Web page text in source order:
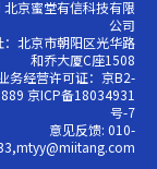
北京蜜堂有信科技有限
公司
：北京市朝阳区光华路
和乔大厦C座1508
务经营许可证：京B2-
京ICP备18034931
号-7
意见反馈: 010-